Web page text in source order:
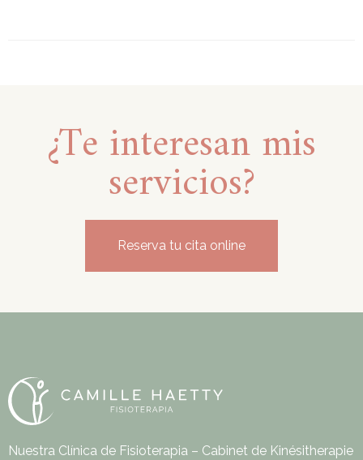
¿Te interesan mis
servicios?
Reserva tu cita online
Nuestra Clínica de Fisioterapia – Cabinet de Kinésitherapie